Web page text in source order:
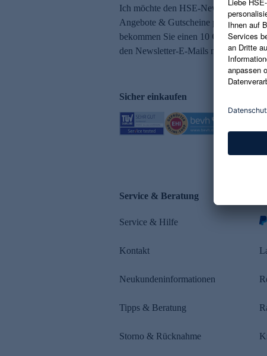
Ich möchte den HSE-Newsletter
Angebote & Gutscheine per E-Mail
bekommen Sie einen 10 € Gutschein.
den Newsletter-E-Mails möglich.
Sicher einkaufen
Service & Beratung
Service & Hilfe
Kontakt
Neukundeninformationen
Tipps & Beratung
Storno & Rücknahme